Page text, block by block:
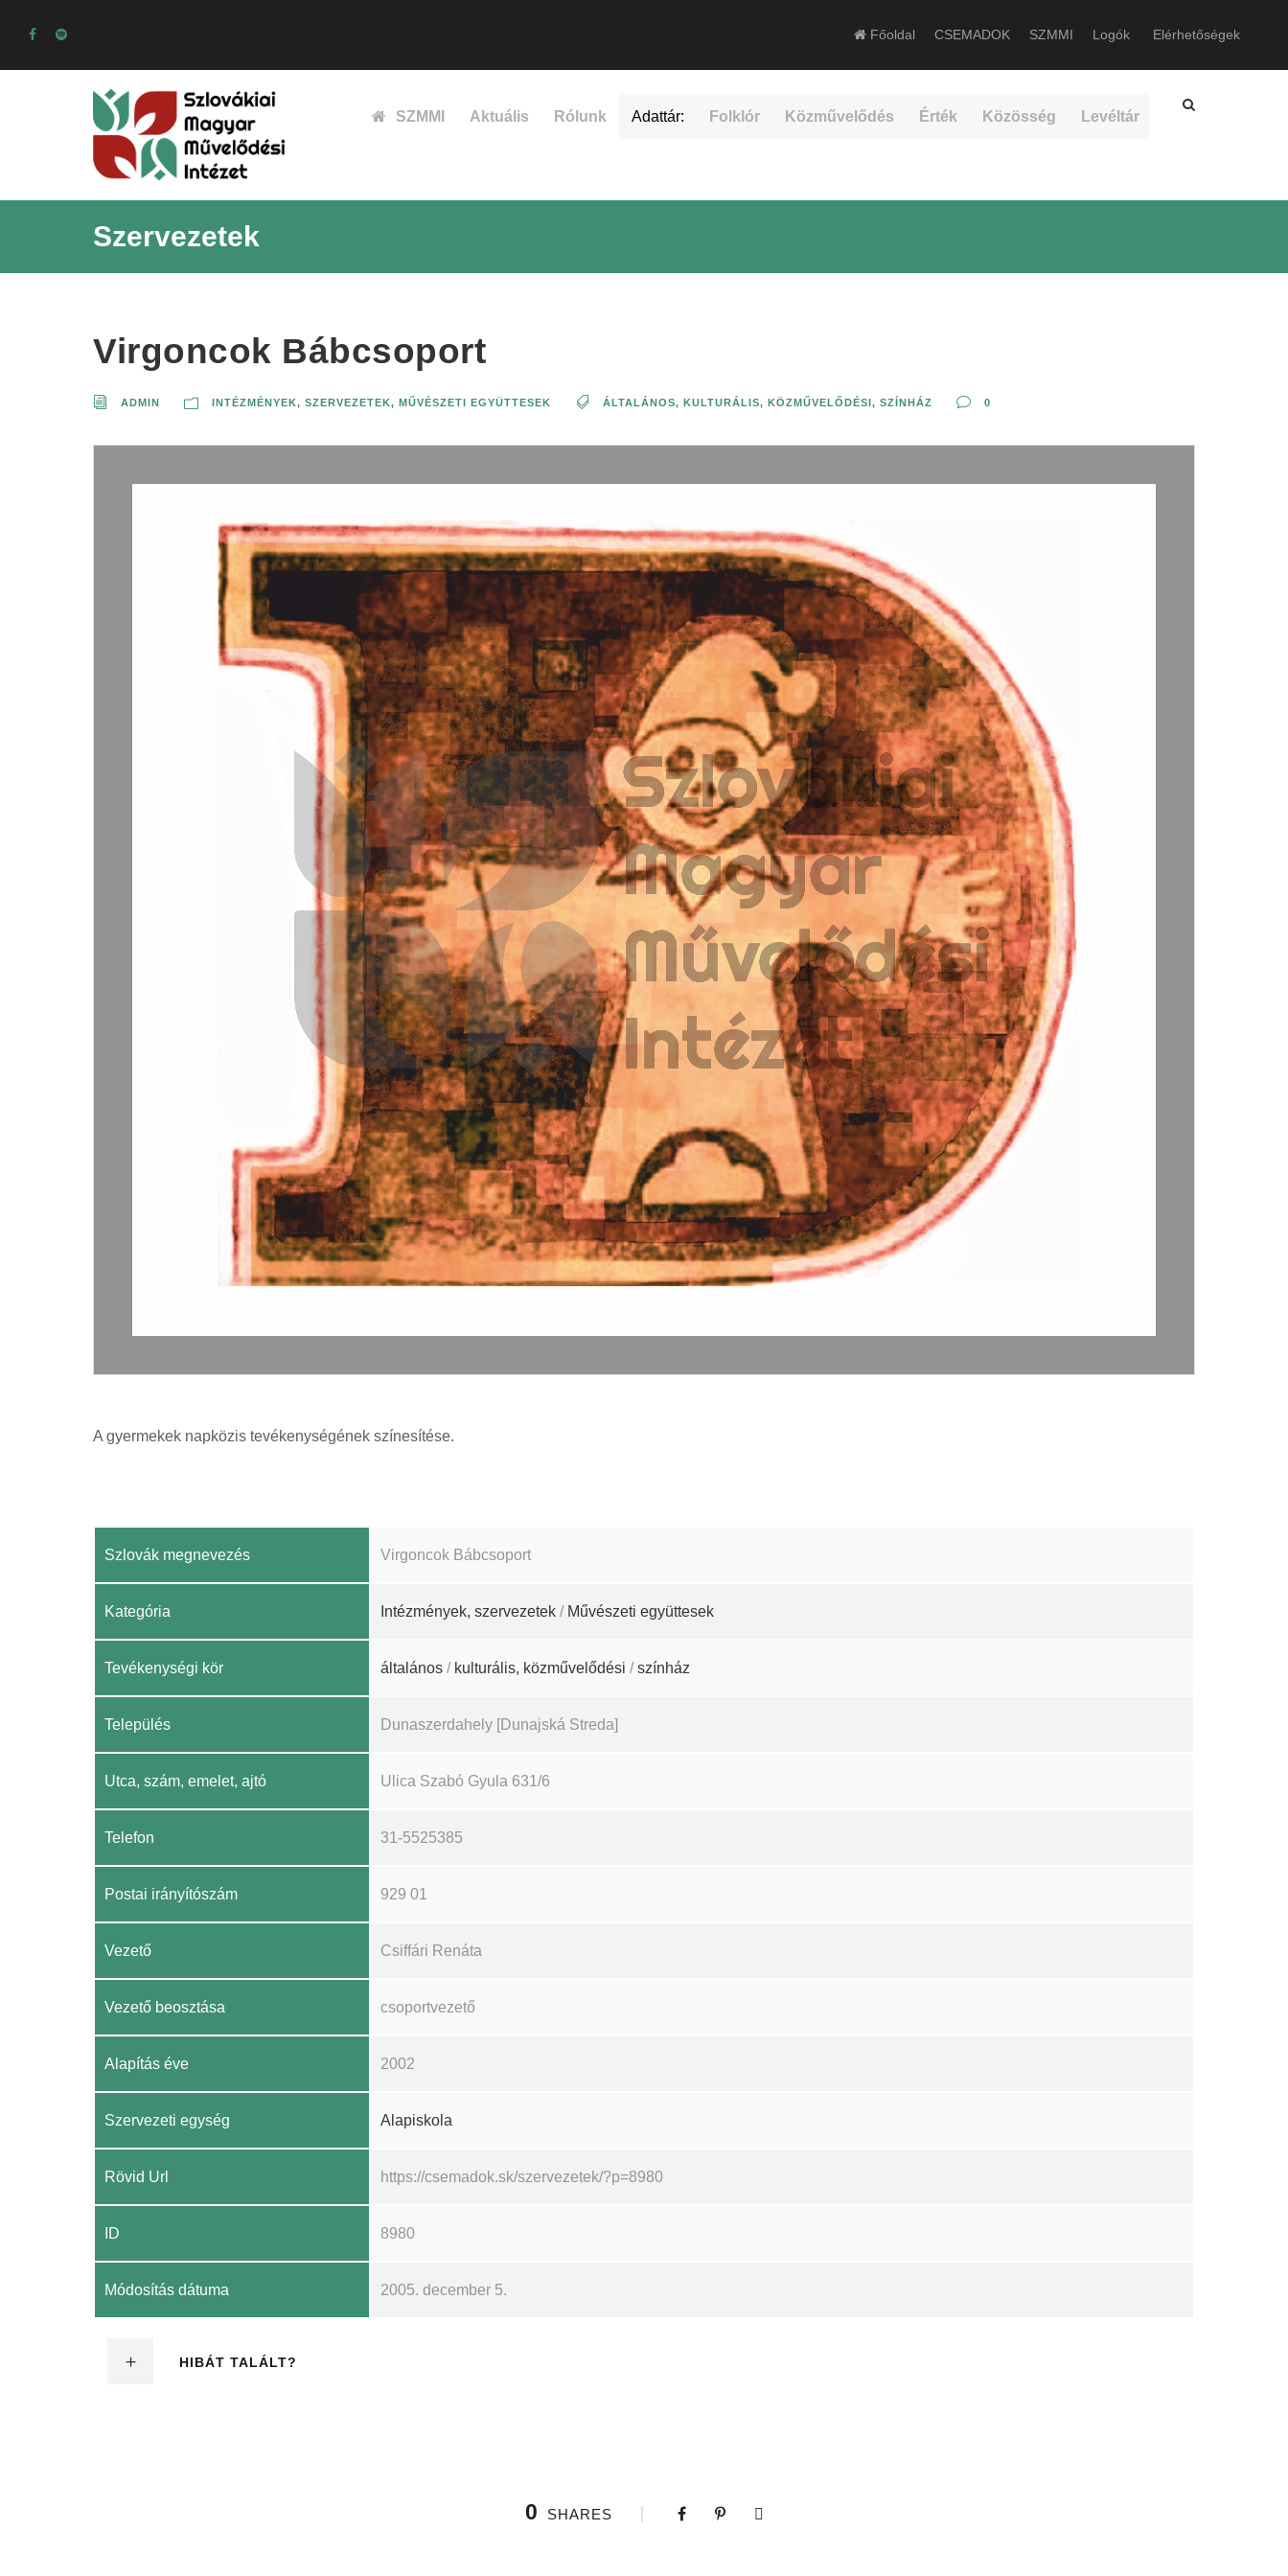
Főoldal CSEMADOK SZMMI Logók Elérhetőségek
SZMMI Aktuális Rólunk Adattár: Folklór Közművelődés Érték Közösség Levéltár
Szervezetek
Virgoncok Bábcsoport
ADMIN INTÉZMÉNYEK, SZERVEZETEK, MŰVÉSZETI EGYÜTTESEK ÁLTALÁNOS, KULTURÁLIS, KÖZMŰVELŐDÉSI, SZÍNHÁZ 0
A gyermekek napközis tevékenységének színesítése.
Szlovák megnevezés Virgoncok Bábcsoport
Kategória Intézmények, szervezetek / Művészeti együttesek
Tevékenységi kör általános / kulturális, közművelődési /színház
Település Dunaszerdahely [Dunajská Streda]
Utca, szám, emelet, ajtó Ulica Szabó Gyula 631/6
Telefon 31-5525385
Postai irányítószám 929 01
Vezető Csiffári Renáta
Vezető beosztása csoportvezető
Alapítás éve 2002
Szervezeti egység Alapiskola
Rövid Url https://csemadok.sk/szervezetek/?p=8980
ID 8980
Módosítás dátuma 2005. december 5.
HIBÁT TALÁLT?
0 SHARES